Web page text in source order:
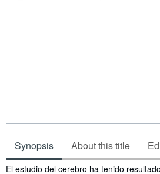
Synopsis About this title
Synopsis
El estudio del cerebro ha tenido